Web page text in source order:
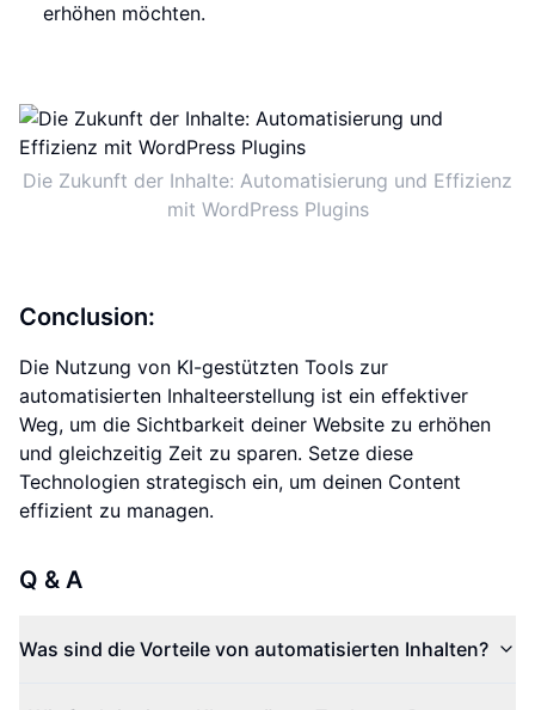
erhöhen möchten.
Die Zukunft der Inhalte: Automatisierung und Effizienz
mit WordPress Plugins
Conclusion:
Die Nutzung von KI-gestützten Tools zur
automatisierten Inhalteerstellung ist ein effektiver
Weg, um die Sichtbarkeit deiner Website zu erhöhen
und gleichzeitig Zeit zu sparen. Setze diese
Technologien strategisch ein, um deinen Content
effizient zu managen.
Q & A
Was sind die Vorteile von automatisierten Inhalten?